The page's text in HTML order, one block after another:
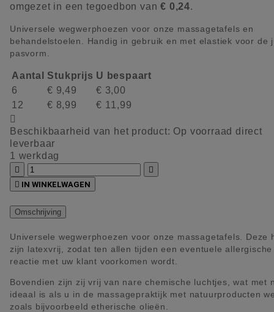
omgezet in een tegoedbon van€ 0,24.
Universele wegwerphoezen voor onze massagetafels en
behandelstoelen. Handig in gebruik en met elastiek voor de
pasvorm.
Aantal Stukprijs U bespaart
6
€ 9,49
€ 3,00
12
€ 8,99
€ 11,99

Beschikbaarheid van het product: Op voorraad direct
leverbaar
1 werkdag


 IN WINKELWAGEN
Omschrijving
Universele wegwerphoezen voor onze massagetafels. Deze
zijn latexvrij, zodat ten allen tijden een eventuele allergische
reactie met uw klant voorkomen wordt.
Bovendien zijn zij vrij van nare chemische luchtjes, wat met
ideaal is als u in de massagepraktijk met natuurproducten
zoals bijvoorbeeld etherische olieën.